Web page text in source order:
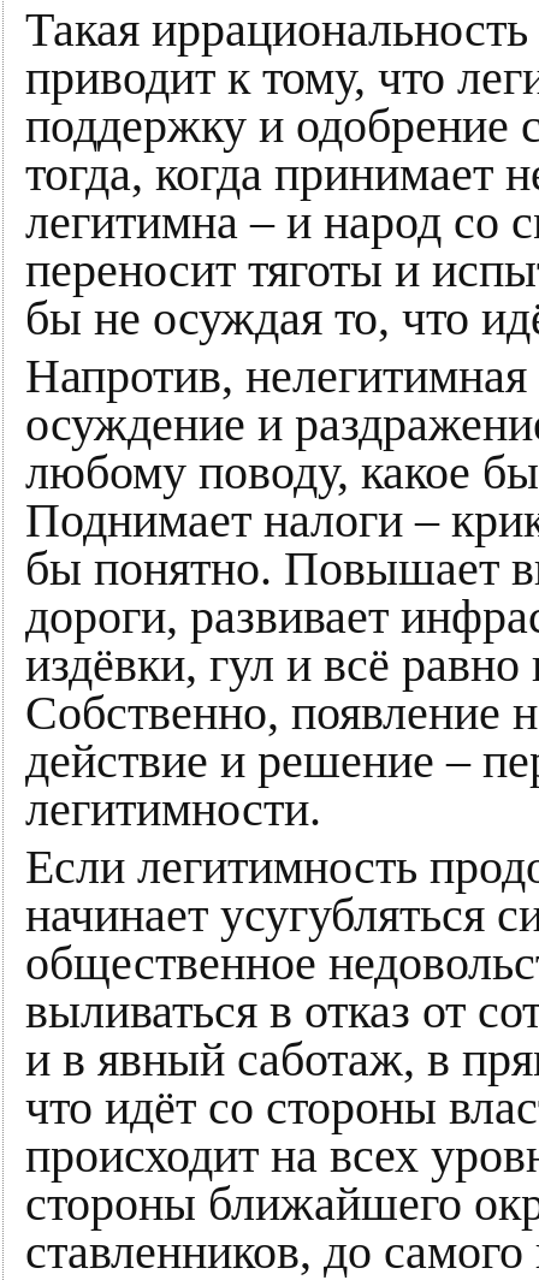
Такая
приводит к тому, что
поддержку и одобрение
тогда, когда принимает
легитимна – и народ со
переносит тяготы и
бы не осуждая то, что
Напротив, нелегитимная
осуждение и
любому поводу, какое
Поднимает налоги –
бы понятно. Повышает
дороги, развивает
издёвки, гул и всё равно
Собственно, появление
действие и решение –
легитимности.
Если легитимность
начинает усугубляться
общественное
выливаться в отказ от
и в явный саботаж, в
что идёт со стороны
происходит на всех
стороны ближайшего
ставленников, до самого